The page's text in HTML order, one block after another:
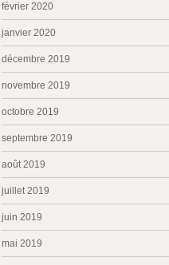
février 2020
janvier 2020
décembre 2019
novembre 2019
octobre 2019
septembre 2019
août 2019
juillet 2019
juin 2019
mai 2019